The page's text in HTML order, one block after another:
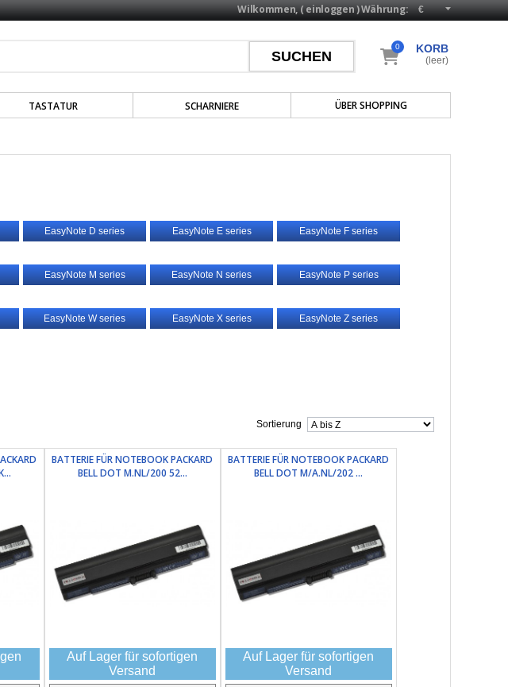
Währung:
Wilkommen, (einloggen)
TASTATUR SCHARNIERE ÜBER SHOPPING
KORB
0
(leer)
EasyNote D series EasyNote E series EasyNote F series
EasyNote M series EasyNote N series EasyNote P series
EasyNote W series EasyNote X series EasyNote Z series
Sortierung
BATTERIE FÜR NOTEBOOK PACKARD
BELL DOT M.NL/200 52...
Auf Lager für sofortigen
Versand
BATTERIE FÜR NOTEBOOK PACKARD
BELL DOT M/A.NL/202 ...
Auf Lager für sofortigen
Versand